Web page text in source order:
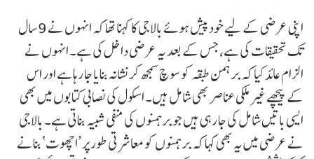
اپنی عرضی کے لیے خود پیش ہوئے بالاجی کا کہنا تھا کہ انہوں نے 9 سال
تک تحقیقات کی ہے، جس کے بعد یہ عرضی داخل کی ہے۔ انہوں نے
الزام عائد کیا کہ برہمن طبقہ کو سوچ سمجھ کر نشانہ بنایا جا رہا ہے اور اس
کے پیچھے غیر ملکی عناصر بھی شامل ہیں۔ اسکول کی نصابی کتابوں میں بھی
ایسی باتیں شامل کی جا رہی ہیں جو برہمنوں کی منفی شبیہ بناتی ہے۔ بالاجی
نے عرضی میں یہ بھی کہا کہ برہمنوں کو معاشرتی طور پر ’اچھوت‘ بنانے